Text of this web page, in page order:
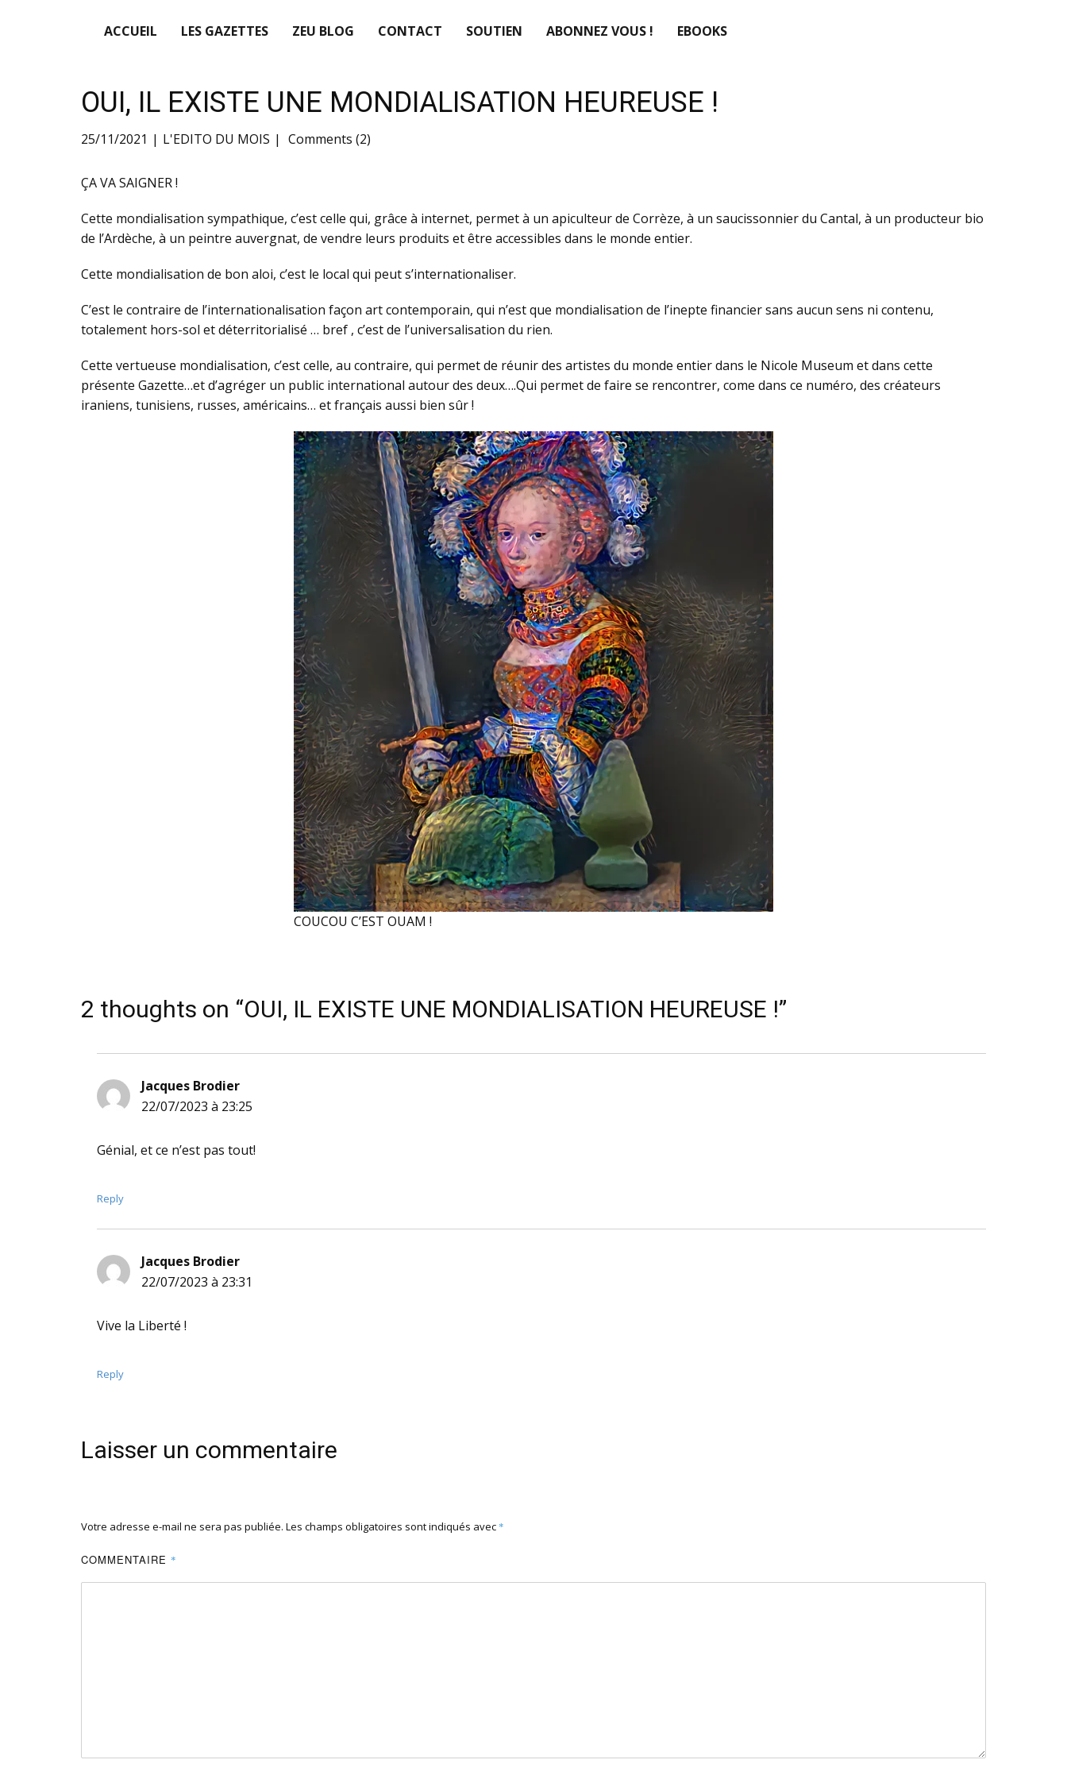
ACCUEIL LES GAZETTES ZEU BLOG CONTACT SOUTIEN ABONNEZ VOUS ! EBOOKS
OUI, IL EXISTE UNE MONDIALISATION HEUREUSE !
25/11/2021 L'EDITO DU MOIS Comments (2)
ÇA VA SAIGNER !
Cette mondialisation sympathique, c’est celle qui, grâce à internet, permet à un apiculteur de Corrèze, à un saucissonnier du Cantal, à un producteur bio
de l’Ardèche, à un peintre auvergnat, de vendre leurs produits et être accessibles dans le monde entier.
Cette mondialisation de bon aloi, c’est le local qui peut s’internationaliser.
C’est le contraire de l’internationalisation façon art contemporain, qui n’est que mondialisation de l’inepte financier sans aucun sens ni contenu,
totalement hors-sol et déterritorialisé … bref , c’est de l’universalisation du rien.
Cette vertueuse mondialisation, c’est celle, au contraire, qui permet de réunir des artistes du monde entier dans le Nicole Museum et dans cette
présente Gazette…et d’agréger un public international autour des deux….Qui permet de faire se rencontrer, come dans ce numéro, des créateurs
iraniens, tunisiens, russes, américains… et français aussi bien sûr !
COUCOU C’EST OUAM !
2 thoughts on “OUI, IL EXISTE UNE MONDIALISATION HEUREUSE !”
Jacques Brodier
22/07/2023 à 23:25
Génial, et ce n’est pas tout!
Reply
Jacques Brodier
22/07/2023 à 23:31
Vive la Liberté !
Reply
Laisser un commentaire
Votre adresse e-mail ne sera pas publiée. Les champs obligatoires sont indiqués avec *
COMMENTAIRE *